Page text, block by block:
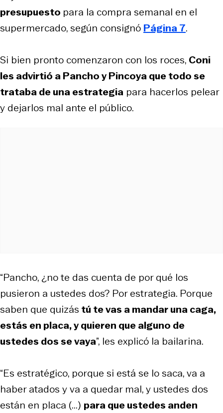
presupuesto para la compra semanal en el
supermercado, según consignó Página 7.
Si bien pronto comenzaron con los roces, Coni
les advirtió a Pancho y Pincoya que todo se
trataba de una estrategia para hacerlos pelear
y dejarlos mal ante el público.
“Pancho, ¿no te das cuenta de por qué los
pusieron a ustedes dos? Por estrategia. Porque
saben que quizás tú te vas a mandar una caga,
estás en placa, y quieren que alguno de
ustedes dos se vaya”, les explicó la bailarina.
“Es estratégico, porque si está se lo saca, va a
haber atados y va a quedar mal, y ustedes dos
están en placa (...) para que ustedes anden